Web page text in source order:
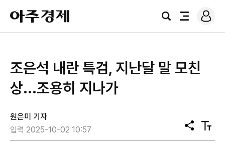
아
주
경
검
전
로
그
조은석 내란 특검, 지난달 말 모친
상...조용히 지나가
원은미 기자
입력 2025-10-02 10:57
공
유
텍
스